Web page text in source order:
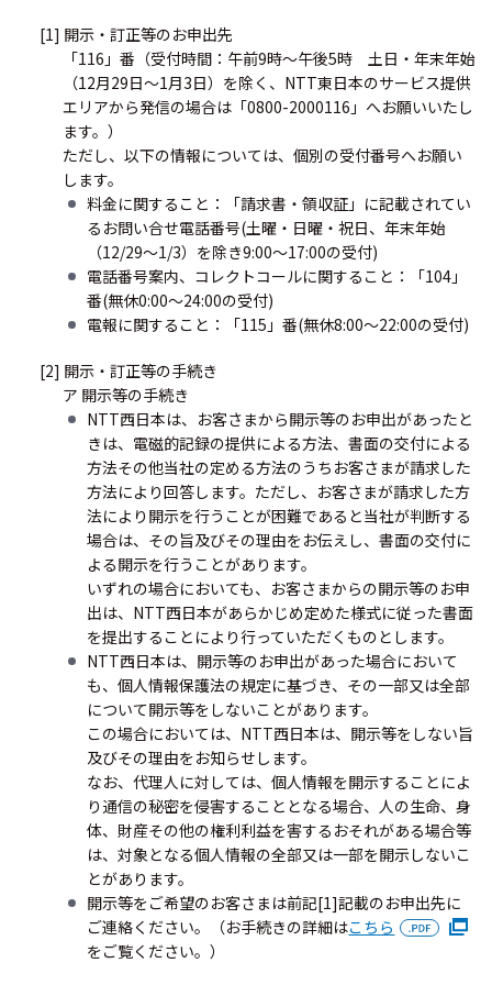
[1] 開示・訂正等のお申出先
「116」番（受付時間：午前9時～午後5時 土日・年末年始
（12月29日～1月3日）を除く、NTT東日本のサービス提供
エリアから発信の場合は「0800-2000116」へお願いいたし
ます。）
ただし、以下の情報については、個別の受付番号へお願い
します。
料金に関すること：「請求書・領収証」に記載されてい
るお問い合せ電話番号(土曜・日曜・祝日、年末年始
（12/29～1/3）を除き9:00～17:00の受付)
電話番号案内、コレクトコールに関すること：「104」
番(無休0:00～24:00の受付)
電報に関すること：「115」番(無休8:00～22:00の受付)
[2] 開示・訂正等の手続き
ア 開示等の手続き
NTT西日本は、お客さまから開示等のお申出があったと
きは、電磁的記録の提供による方法、書面の交付による
方法その他当社の定める方法のうちお客さまが請求した
方法により回答します。ただし、お客さまが請求した方
法により開示を行うことが困難であると当社が判断する
場合は、その旨及びその理由をお伝えし、書面の交付に
よる開示を行うことがあります。
いずれの場合においても、お客さまからの開示等のお申
出は、NTT西日本があらかじめ定めた様式に従った書面
を提出することにより行っていただくものとします。
NTT西日本は、開示等のお申出があった場合において
も、個人情報保護法の規定に基づき、その一部又は全部
について開示等をしないことがあります。
この場合においては、NTT西日本は、開示等をしない旨
及びその理由をお知らせします。
なお、代理人に対しては、個人情報を開示することによ
り通信の秘密を侵害することとなる場合、人の生命、身
体、財産その他の権利利益を害するおそれがある場合等
は、対象となる個人情報の全部又は一部を開示しないこ
とがあります。
開示等をご希望のお客さまは前記[1]記載のお申出先に
ご連絡ください。（お手続きの詳細はこちら
をご覧ください。）